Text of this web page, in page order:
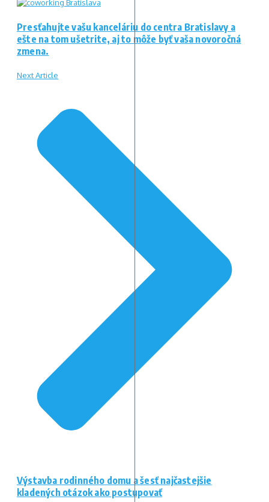
Presťahujte vašu kanceláriu do centra Bratislavy a
ešte na tom ušetrite, aj to môže byť vaša novoročná
zmena.
Next Article
Výstavba rodinného domu a šesť najčastejšie
kladených otázok ako postupovať